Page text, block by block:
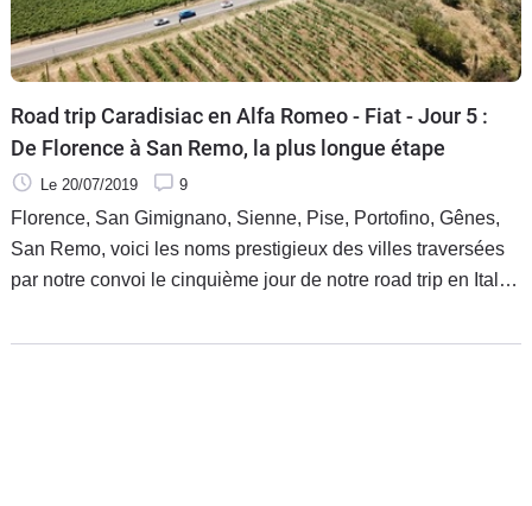
Road trip Caradisiac en Alfa Romeo - Fiat - Jour 5 :
De Florence à San Remo, la plus longue étape
Le 20/07/2019 9
Florence, San Gimignano, Sienne, Pise, Portofino, Gênes,
San Remo, voici les noms prestigieux des villes traversées
par notre convoi le cinquième jour de notre road trip en Italie.
différentes et de découvrir des paysages magnifiques.